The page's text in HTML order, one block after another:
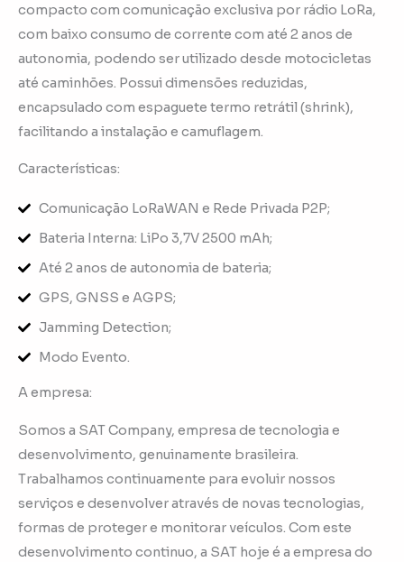
compacto com comunicação exclusiva por rádio LoRa,
com baixo consumo de corrente com até 2 anos de
autonomia, podendo ser utilizado desde motocicletas
até caminhões. Possui dimensões reduzidas,
encapsulado com espaguete termo retrátil (shrink),
facilitando a instalação e camuflagem.
Características:
Comunicação LoRaWAN e Rede Privada P2P;
Bateria Interna: LiPo 3,7V 2500 mAh;
Até 2 anos de autonomia de bateria;
GPS, GNSS e AGPS;
Jamming Detection;
Modo Evento.
A empresa:
Somos a SAT Company, empresa de tecnologia e
desenvolvimento, genuinamente brasileira.
Trabalhamos continuamente para evoluir nossos
serviços e desenvolver através de novas tecnologias,
formas de proteger e monitorar veículos. Com este
desenvolvimento continuo, a SAT hoje é a empresa do